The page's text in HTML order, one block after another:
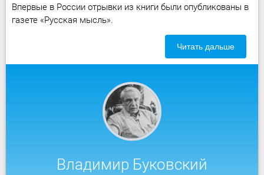
Впервые в России отрывки из книги были опубликованы в
газете «Русская мысль».
Читать дальше
Владимир Буковский